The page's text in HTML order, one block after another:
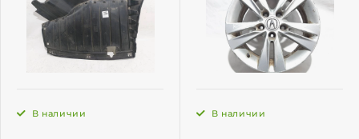
В наличии В наличии